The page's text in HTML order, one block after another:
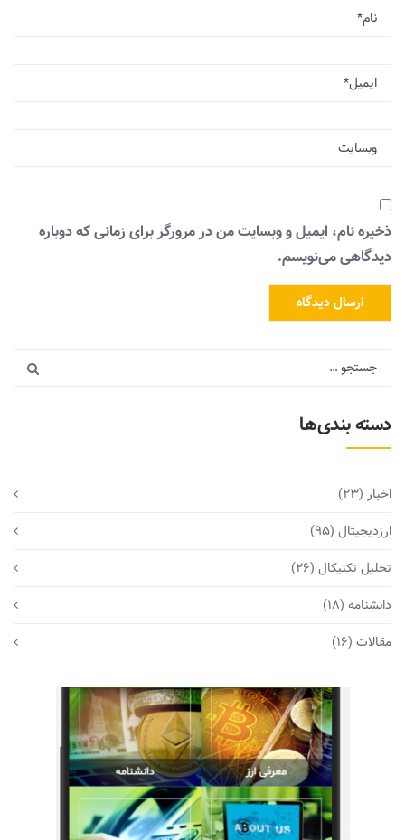
ذخیره نام، ایمیل و وبسایت من در مرورگر برای زمانی که دوباره
دیدگاهی می‌نویسم.
دسته بندی‌ها
اخبار (23)
ارزدیجیتال (95)
تحلیل تکنیکال (26)
دانشنامه (18)
مقالات (16)